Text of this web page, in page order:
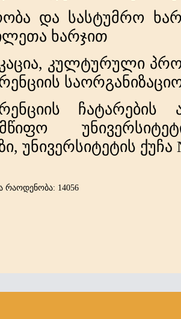
და სასტუმრო
ხარჯით
კულტურული
უნივერსიტეტის ქუჩა
რაოდენობა: 14056